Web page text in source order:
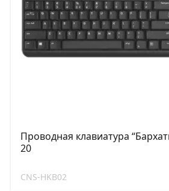
Проводная клавиатура
20
CNS-HKB02